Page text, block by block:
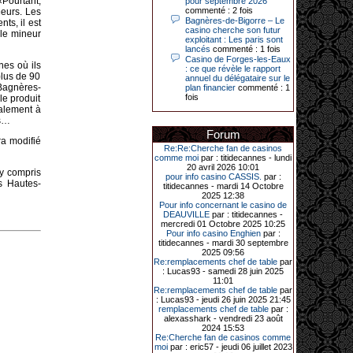
Les
il est
mineur
où ils
de 90
produit
à
modifié
compris
Hautes-
Le plus gros gain gagné depuis plus
de 20 ans dans l’établissement.
31-03-2026|
Série de jackpots au casino JOA de
Gujan-Mestras : ce mois de mars a
été fructueux pour quelques
une machine à sous pour une mise
initiale de 5,28 €. Puis quelques
jours plus tard, le vendredi 27 mars,
un joueur a décroché 12 086 euros
sur une autre machine à sous.
Enfin, troisième et dernier jackpot,
record cette fois-ci, le samedi 28
mars dernier. Quelque 111 322
euros ont été remportés sur la table
d’Ultimate Texas Hold’em Poker,
grâce à une mise de 5 euros sur la
case bonus et une quinte flush
royale. Ces gains ont été annoncés
dans un communiqué diffusé par le
casino ce lundi 30 mars en soirée.
11-01-2026|
Dimanche 11 janvier, en soirée, une
cliente retraitée de 78 ans, habitant
Trémuson, a eu l’énorme surprise
commenté : 2 fois
Bagnères-de-Bigorre – Le
casino cherche son futur
exploitant : Les paris sont
lancés commenté : 1 fois
Casino de Forges-les-Eaux
: ce que révèle le rapport
annuel du délégataire sur le
plan financier commenté : 1
fois
Forum
Re:Re:Cherche fan de casinos
comme moi par : titidecannes - lundi
20 avril 2026 10:01
pour info casino CASSIS. par :
titidecannes - mardi 14 Octobre
2025 12:38
Pour info concernant le casino de
DEAUVILLE par : titidecannes -
mercredi 01 Octobre 2025 10:25
Pour info casino Enghienpar :
titidecannes - mardi 30 septembre
2025 09:56
Re:remplacements chef de table par
: Lucas93 - samedi 28 juin 2025
11:01
Re:remplacements chef de table par
: Lucas93 - jeudi 26 juin 2025 21:45
remplacements chef de tablepar :
alexasshark - vendredi 23 août
2024 15:53
Re:Cherche fan de casinos comme
moipar : eric57 - jeudi 06 juillet 2023